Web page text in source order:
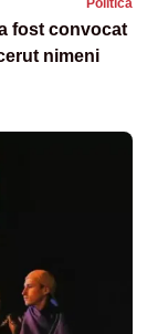
fost convocat
nimeni